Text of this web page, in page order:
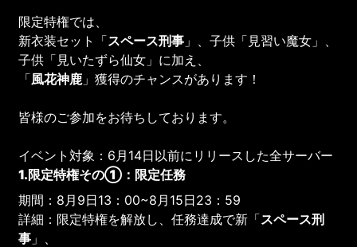
限定特権では、
新衣装セット「スペース刑事 」、子供「見習い魔女」、
子供「見いたずら仙女」に加え、
「風花神鹿 」獲得のチャンスがあります！
皆様のご参加をお待ちしております。
イベント対象：6月14日以前にリリースした全サーバー
1.限定特権その①：限定任務
期間：8月9日13：00~8月15日23：59
詳細：限定特権を解放し、任務達成で新「スペース刑
事 」、